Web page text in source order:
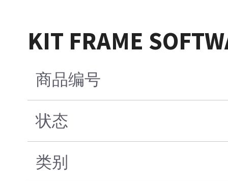
KIT FRAME
商品编号
状态
类别